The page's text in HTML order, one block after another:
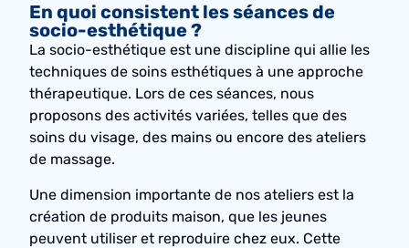
En quoi consistent les séances de
socio-esthétique ?
La socio-esthétique est une discipline qui allie les
techniques de soins esthétiques à une approche
thérapeutique. Lors de ces séances, nous
proposons des activités variées, telles que des
soins du visage, des mains ou encore des ateliers
de massage.
Une dimension importante de nos ateliers est la
création de produits maison, que les jeunes
peuvent utiliser et reproduire chez eux. Cette